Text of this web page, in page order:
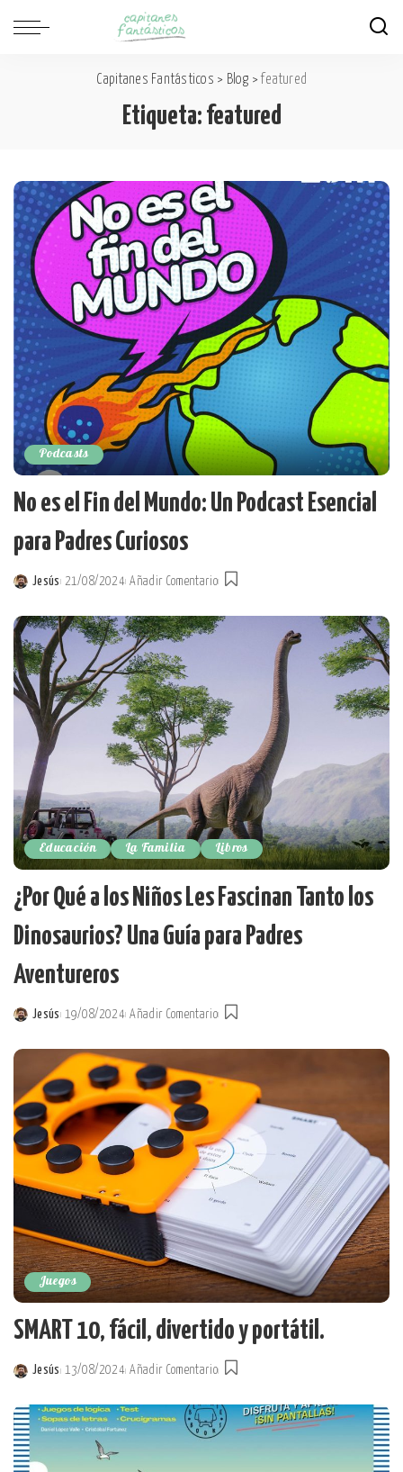
Capitanes Fantásticos > Blog >featured
Etiqueta: featured
Podcasts
No es el Fin del Mundo: Un Podcast Esencial
para Padres Curiosos
Posted
by
Jesús 21/08/2024 Añadir Comentario
Educación La Familia Libros
¿Por Qué a los Niños Les Fascinan Tanto los
Dinosaurios? Una Guía para Padres
Aventureros
Posted
by
Jesús 19/08/2024 Añadir Comentario
Juegos
SMART 10, fácil, divertido y portátil.
Posted
Jesús 13/08/2024 Añadir Comentario